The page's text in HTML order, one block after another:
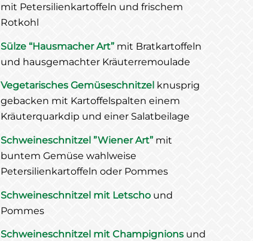
mit Petersilienkartoffeln und frischem
Rotkohl
Sülze “Hausmacher Art” mit Bratkartoffeln
und hausgemachter Kräuterremoulade
Vegetarisches Gemüseschnitzel knusprig
gebacken mit Kartoffelspalten einem
Kräuterquarkdip und einer Salatbeilage
Schweineschnitzel ”Wiener Art” mit
buntem Gemüse wahlweise
Petersilienkartoffeln oder Pommes
Schweineschnitzel mit Letscho und
Pommes
Schweineschnitzel mit Champignions und